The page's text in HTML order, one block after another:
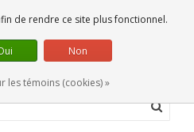
0 Articles
de rendre ce site plus fonctionnel.
Non
les témoins (cookies) »